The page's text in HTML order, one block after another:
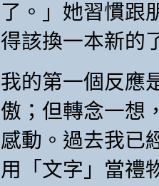
了。」她習慣跟
得該換一本新的
我的第一個反應
傲；但轉念一想
感動。過去我已
用「文字」當禮